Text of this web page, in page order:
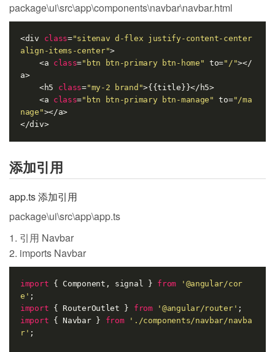
package\ui\src\app\components\navbar\navbar.html
<div class="sitenav d-flex justify-content-center
align-items-center">
    <a
class="btn btn-primary btn-home" to="/"></
a>
    <h5
class="my-2 brand">{{title}}</h5>
    <a
class="btn btn-primary btn-manage" to="/ma
nage"></a>
</div>
添加引用
app.ts 添加引用
package\ui\src\app\app.ts
引用 Navbar
imports Navbar
import { Component, signal } from
'@angular/cor
e'
import { RouterOutlet } from '@angular/router'
import { Navbar } from
'./components/navbar/navba
r' ;